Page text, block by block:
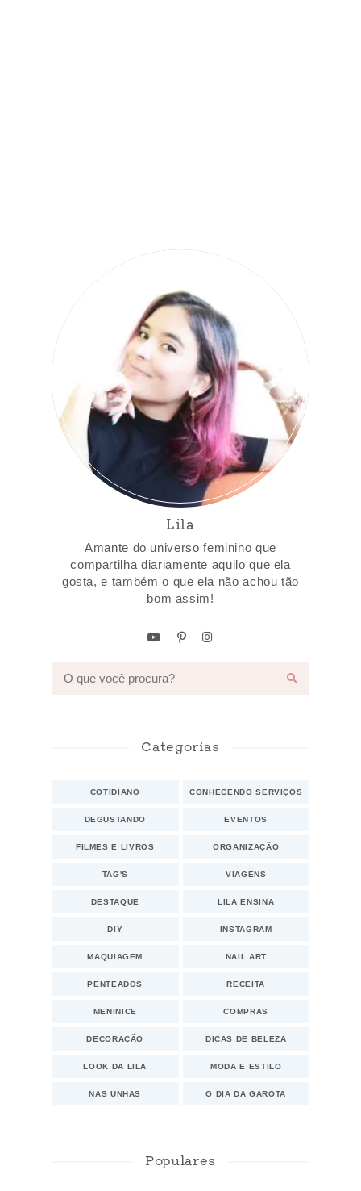
Lila
Amante do universo feminino que
compartilha diariamente aquilo que ela
gosta, e também o que ela não achou tão
bom assim!
Categorias
COTIDIANO CONHECENDO SERVIÇOS
DEGUSTANDO EVENTOS
FILMES E LIVROS ORGANIZAÇÃO
TAG'S VIAGENS
DESTAQUE LILA ENSINA
DIY INSTAGRAM
MAQUIAGEM NAIL ART
PENTEADOS RECEITA
MENINICE COMPRAS
DECORAÇÃO DICAS DE BELEZA
LOOK DA LILA MODA E ESTILO
NAS UNHAS O DIA DA GAROTA
Populares